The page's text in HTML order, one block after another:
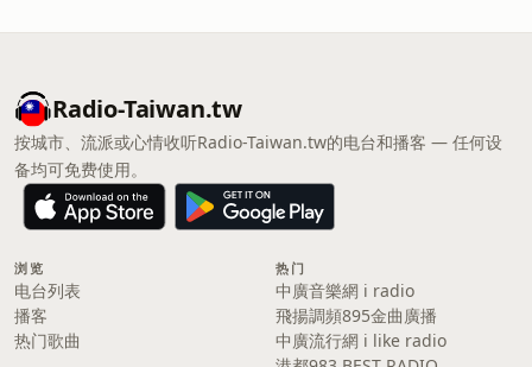
Radio-Taiwan.tw
按城市、流派或心情收听Radio-Taiwan.tw的电台和播客 — 任何设
备均可免费使用。
浏览
电台列表
播客
热门歌曲
热门
中廣音樂網 i radio
飛揚調頻895金曲廣播
中廣流行網 i like radio